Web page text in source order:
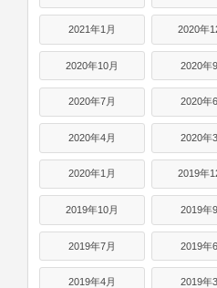
2021年1月 2020年
2020年10月 2020年
2020年7月 2020年
2020年4月 2020年
2020年1月 2019年
2019年10月 2019年
2019年7月 2019年
2019年4月 2019年